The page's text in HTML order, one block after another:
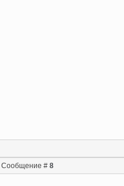
Сообщение # 8